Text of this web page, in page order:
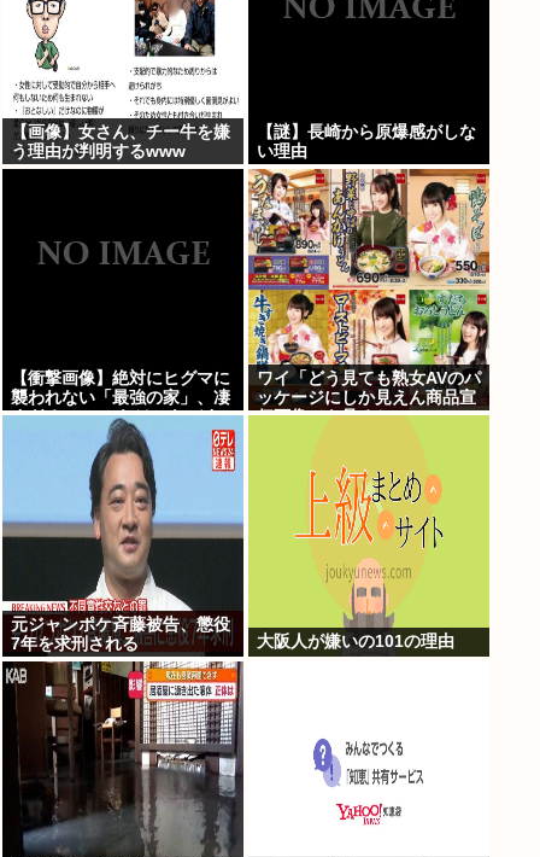
【画像】女さん、チー牛を嫌
う理由が判明するwww
【謎】長崎から原爆感がしな
い理由
【衝撃画像】絶対にヒグマに
襲われない「最強の家」、凄
すぎるwwwこれは…ヤバす
ワイ「どう見ても熟女AVのパ
ッケージにしか見えん商品宣
伝画像でも見るか...」
元ジャンポケ斉藤被告、懲役
7年を求刑される
大阪人が嫌いの101の理由